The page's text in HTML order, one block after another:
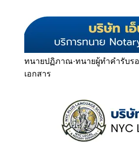
ทนายปฏิภาณ·ทนายผู้ทำคำรับร
เอกสาร